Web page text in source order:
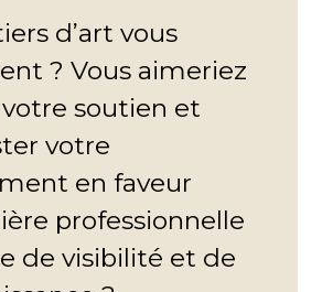
d’art vous
? Vous aimeriez
soutien et
votre
en faveur
professionnelle
de visibilité et de